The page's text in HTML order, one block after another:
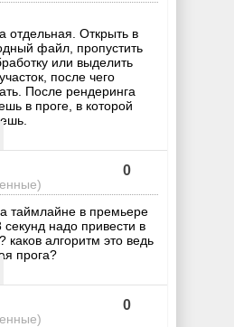
отдельная. Открыть в
файл, пропустить
или выделить
после чего
После рендеринга
в проге, в которой
0
таймлайне в премьере
секунд надо привести в
каков алгоритм это ведь
прога?
0